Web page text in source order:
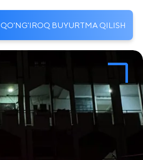
QO'NG'IROQ BUYURTMA QILISH